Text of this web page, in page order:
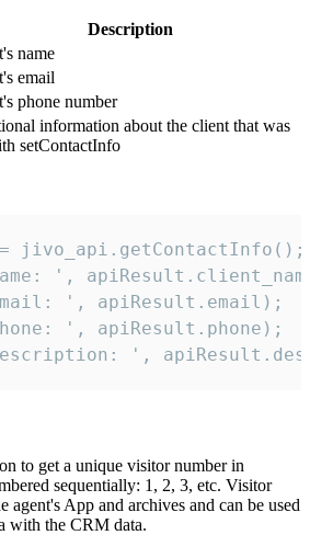
Description
name
email
phone number
information about the client that was
setContactInfo
jivo_api.getContactInfo();
',
', apiResult.email);
', apiResult.phone);
',
to get a unique visitor number in
sequentially: 1, 2, 3, etc. Visitor
agent's App and archives and can be used
with the CRM data.